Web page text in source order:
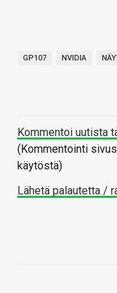
GP107 NVIDIA
Kommentoi uutista
(Kommentointi
käytöstä)
Lähetä palautetta /